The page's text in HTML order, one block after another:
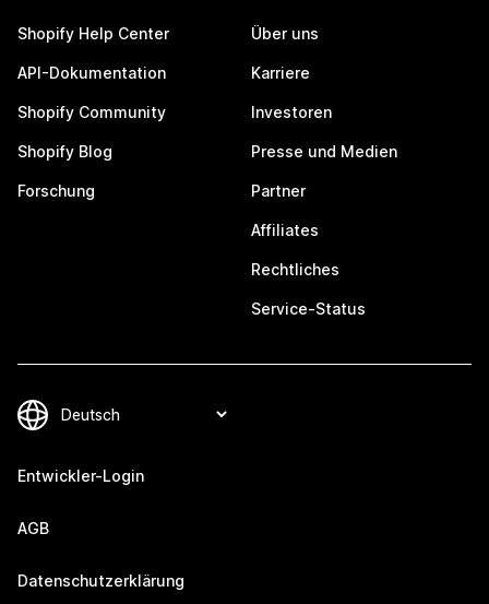
Shopify Help Center
API-Dokumentation
Shopify Community
Shopify Blog
Forschung
Über uns
Karriere
Investoren
Presse und Medien
Partner
Affiliates
Rechtliches
Service-Status
Entwickler-Login
AGB
Datenschutzerklärung